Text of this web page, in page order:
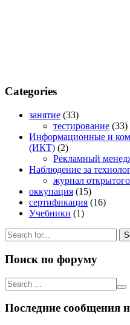
the
page
Categories
занятие (33)
тестирование (33)
Информационные и
(ИКТ) (2)
Рекламный
Наблюдение за
журнал
оккупация (15)
сертификация (16)
Учебники (1)
Search
for:
Поиск по форуму
Последние сообщения